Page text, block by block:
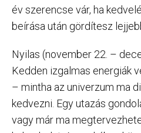
év szerencse vár, ha
beírása után gördítesz
Nyilas (november 22. –
Kedden izgalmas energiák
– mintha az univerzum ma
kedvezni. Egy utazás
vagy már ma